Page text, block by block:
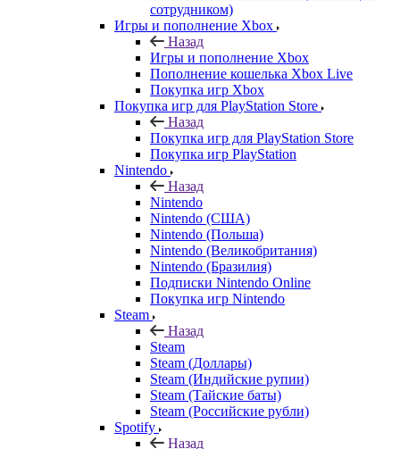
сотрудником)
Игры и пополнение Xbox
Назад
Игры и пополнение Xbox
Пополнение кошелька Xbox Live
Покупка игр Xbox
Покупка игр для PlayStation Store
Назад
Покупка игр для PlayStation Store
Покупка игр PlayStation
Nintendo
Назад
Nintendo
Nintendo (США)
Nintendo (Польша)
Nintendo (Великобритания)
Nintendo (Бразилия)
Подписки Nintendo Online
Покупка игр Nintendo
Steam
Назад
Steam
Steam (Доллары)
Steam (Индийские рупии)
Steam (Тайские баты)
Steam (Российские рубли)
Spotify
Назад